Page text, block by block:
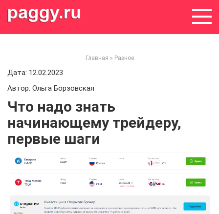
Главная » Разное
Дата: 12.02.2023
Автор: Ольга Борзовская
Что надо знать
начинающему трейдеру,
первые шаги